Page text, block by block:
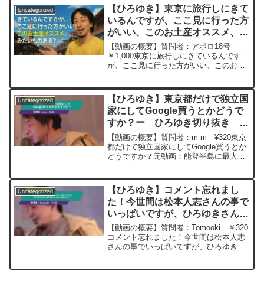
んとか止めたいのですが他人に刺さっち
ゃうひと言をリプラ...
Uncategorized
【ひろゆき】東京に旅行しにきて
いるんですが、ここ見に行った方
がいい、このお土産オススメ、み
たいものある？ー ひろゆき切り
抜き 20251025
【動画の概要】質問者：アポロ18号
￥1,000東京に旅行しにきているんです
が、ここ見に行った方がいい、このお土
事をやる人を非難するべき論.Cool
Jazz ...
Uncategorized
【ひろゆき】東京都だけで独立国
家にしてGoogle買うとかどうで
すか？ー ひろゆき切り抜き
20240111
【動画の概要】質問者：m m ¥320東京
都だけで独立国家にしてGoogle買うとか
どうですか？元動画：能登半島に最大同
2024/01/11 J22 ひろゆきさん
の...
Uncategorized
【ひろゆき】コメント忘れまし
た！今世間は松本人志さんの事で
いっぱいですが、ひろゆきさんは
正直どう思われますか？ー ひろ
ゆき切り抜き 20240112
【動画の概要】質問者：Tomooki ￥320
コメント忘れました！今世間は松本人志
さんの事でいっぱいですが、ひろゆきさ